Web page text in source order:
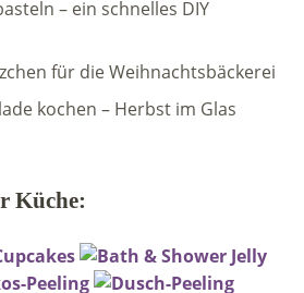
– ein schnelles DIY
für die Weihnachtsbäckerei
kochen – Herbst im Glas
Küche: